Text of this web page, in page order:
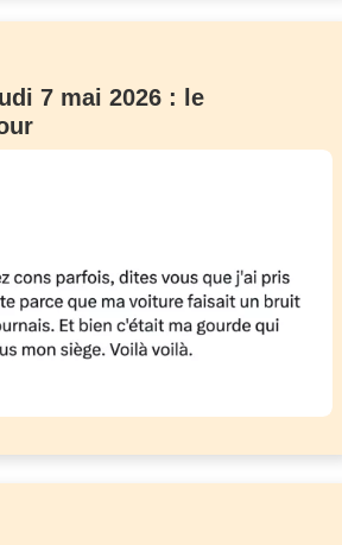
7 mai 2026 : le